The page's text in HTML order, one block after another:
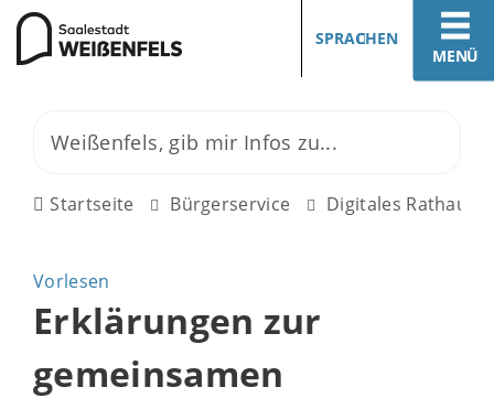
MENÜ
SPRACHEN
Startseite Bürgerservice Digitales Rathaus
Vorlesen
Erklärungen zur
gemeinsamen